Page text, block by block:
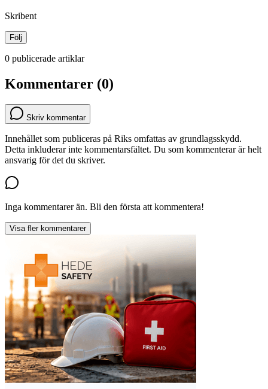
Skribent
Följ
0 publicerade artiklar
Kommentarer (0)
Skriv kommentar
Innehållet som publiceras på Riks omfattas av grundlagsskydd.
Detta inkluderar inte kommentarsfältet. Du som kommenterar är helt
ansvarig för det du skriver.
Inga kommentarer än. Bli den första att kommentera!
Visa fler kommentarer